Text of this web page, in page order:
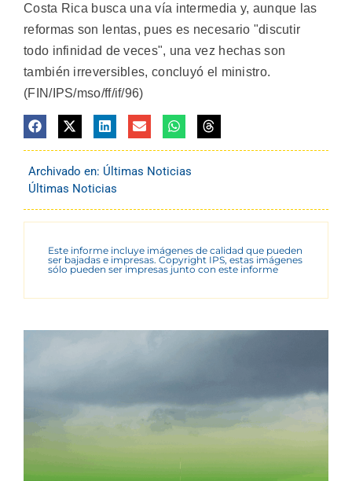
Costa Rica busca una vía intermedia y, aunque las
reformas son lentas, pues es necesario "discutir
todo infinidad de veces", una vez hechas son
también irreversibles, concluyó el ministro.
(FIN/IPS/mso/ff/if/96)
Archivado en: Últimas Noticias
Últimas Noticias
Este informe incluye imágenes de calidad que pueden
ser bajadas e impresas. Copyright IPS, estas imágenes
sólo pueden ser impresas junto con este informe